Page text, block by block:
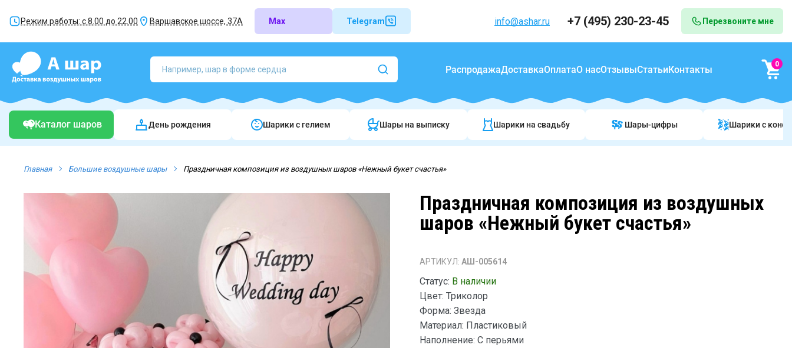
Режим работы: с 8.00 до 22.00 Варшавское шоссе, 37А Max Telegram info@ashar.ru +7 (495) 230-23-45 Перезвоните мне
РаспродажаДоставкаОплатаО насОтзывыСтатьиКонтакты 0
Каталог шаров День рождения Шарики c гелием Шары на выписку Шарики на свадьбу Шары-цифры Шарики c
Главная Большие воздушные шары Праздничная композиция из воздушных шаров «Нежный букет счастья»
Праздничная композиция из воздушных
шаров «Нежный букет счастья»
АРТИКУЛ: АШ-005614
Статус: В наличии
Цвет: Триколор
Форма: Звезда
Материал: Пластиковый
Наполнение: С перьями